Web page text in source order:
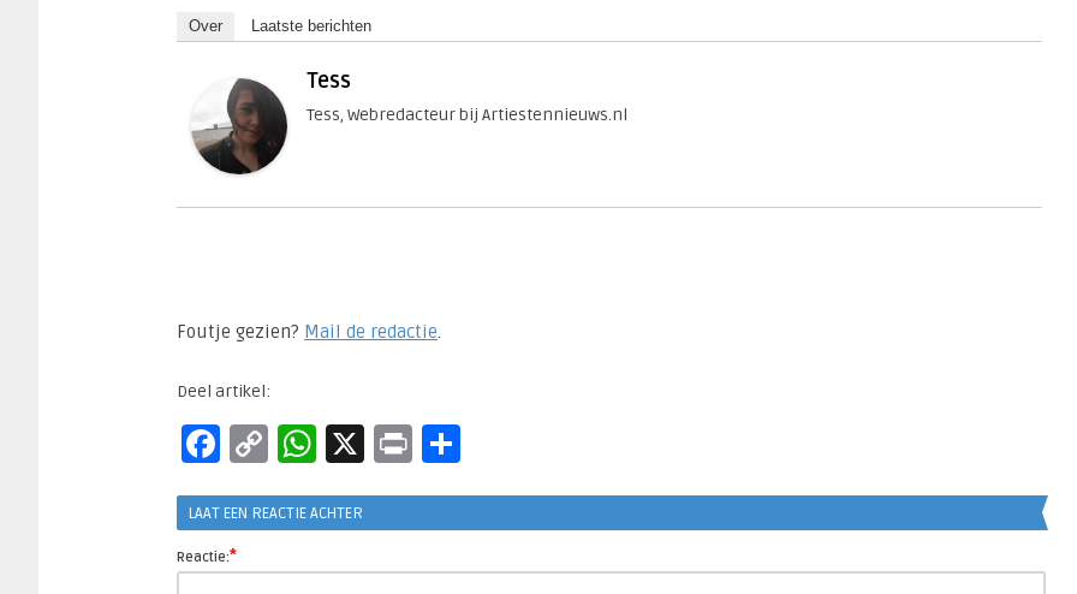
Over Laatste berichten
Tess
Tess, Webredacteur bij Artiestennieuws.nl
Foutje gezien? Mail de redactie.​
Deel artikel:
Facebook
CopyWhatsApp
X Print
LAAT EEN REACTIE ACHTER
Reactie:*